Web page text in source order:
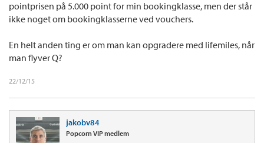
pointprisen på 5.000 point for min bookingklasse, men der står
ikke noget om bookingklasserne ved vouchers.
En helt anden ting er om man kan opgradere med lifemiles, når
man flyver Q?
22/12/15
jakobv84
Popcorn VIP medlem